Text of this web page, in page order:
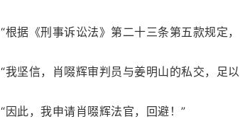
“根据《刑事诉讼法》第二十三条第五款规定
“我坚信，肖啜辉审判员与姜明山的私交，足
“因此，我申请肖啜辉法官，回避！”